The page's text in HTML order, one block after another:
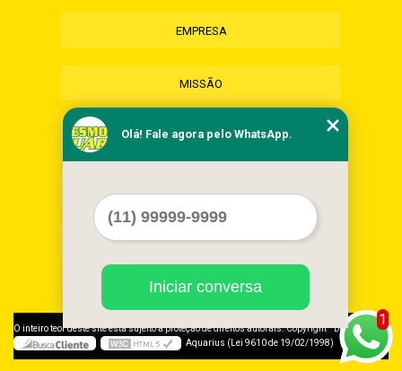
EMPRESA
MISSÃO
SERVIÇOS
MAPA DO SITE
O inteiro teor deste site está sujeito à proteção de direitos autorais. Copyright Desmonte
Aquarius (Lei 9610 de 19/02/1998)
1
Olá! Fale agora pelo WhatsApp.
Iniciar conversa